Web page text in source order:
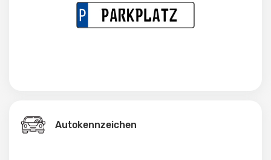
Autokennzeichen